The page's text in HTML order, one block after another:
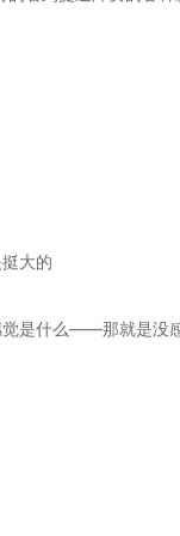
大的
觉是什么——那就是没